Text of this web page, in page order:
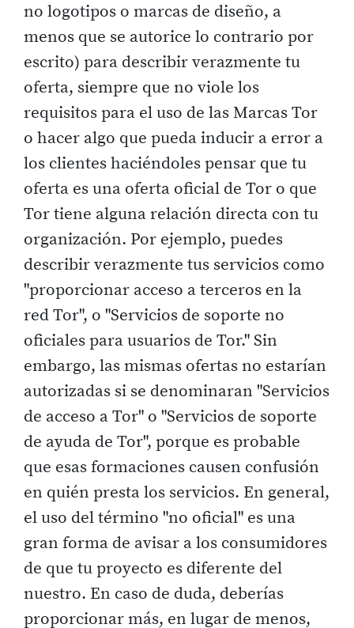
no logotipos o marcas de diseño, a
menos que se autorice lo contrario por
escrito) para describir verazmente tu
oferta, siempre que no viole los
requisitos para el uso de las Marcas Tor
o hacer algo que pueda inducir a error a
los clientes haciéndoles pensar que tu
oferta es una oferta oficial de Tor o que
Tor tiene alguna relación directa con tu
organización. Por ejemplo, puedes
describir verazmente tus servicios como
"proporcionar acceso a terceros en la
red Tor", o "Servicios de soporte no
oficiales para usuarios de Tor." Sin
embargo, las mismas ofertas no estarían
autorizadas si se denominaran "Servicios
de acceso a Tor" o "Servicios de soporte
de ayuda de Tor", porque es probable
que esas formaciones causen confusión
en quién presta los servicios. En general,
el uso del término "no oficial" es una
gran forma de avisar a los consumidores
de que tu proyecto es diferente del
nuestro. En caso de duda, deberías
proporcionar más, en lugar de menos,